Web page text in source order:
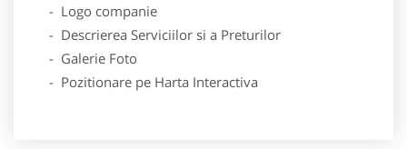
- Logo companie
- Descrierea Serviciilor si a Preturilor
- Galerie Foto
- Pozitionare pe Harta Interactiva